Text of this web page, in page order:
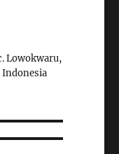
Lowokwaru,
Indonesia